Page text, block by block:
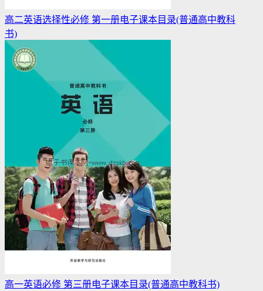
高二英语选择性必修 第一册电子课本目录(普通高中教科
书)
高一英语必修 第三册电子课本目录(普通高中教科书)